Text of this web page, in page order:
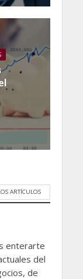
ARTÍCULOS
enterarte
del
de